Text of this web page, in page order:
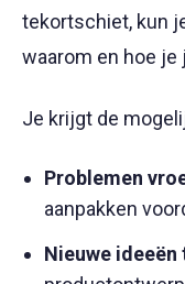
tekortschiet, kun
waarom en hoe
Je krijgt de
Problemen
aanpakken
Nieuwe ideeën